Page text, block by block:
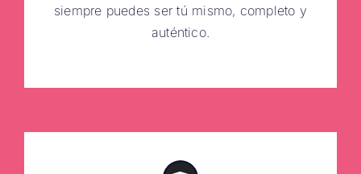
siempre puedes ser tú mismo, completo y
auténtico.